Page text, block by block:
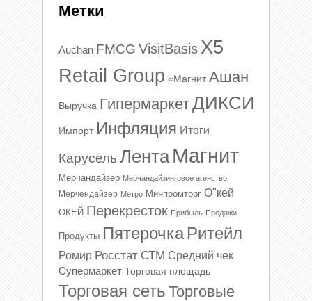
Метки
Auchan FMCG VisitBasis X5
Retail Group «Магнит Ашан
Выручка ГипермаркетДИКСИ
Импорт Инфляция Итоги
Карусель Лента Магнит
Мерчандайзер Мерчандайзинговое агенство
Мерчендайзер Метро Минпромторг О"кей
ОКЕЙ Перекресток Прибыль Продажи
Продукты Пятерочка Ритейл
Ромир Росстат СТМ Средний чек
Супермаркет Торговая площадь
Торговая сеть Торговые